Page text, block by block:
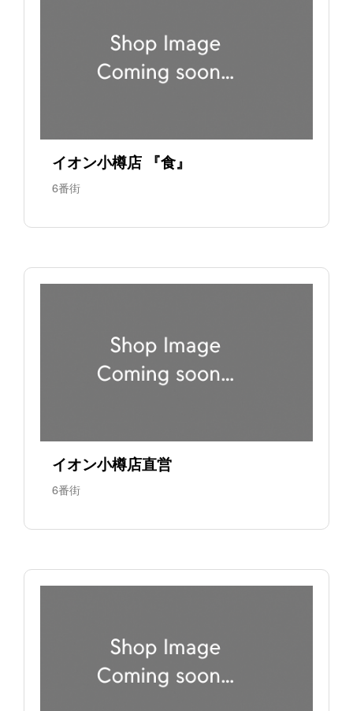
イオン小樽店 『食』
6番街
イオン小樽店直営
6番街